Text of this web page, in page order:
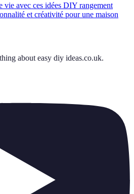
vie avec ces idées DIY rangement
et créativité pour une maison
about easy diy ideas.co.uk.